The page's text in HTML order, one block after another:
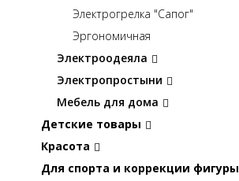
Электрогрелка "Сапог"
Эргономичная
Электроодеяла
Электропростыни
Мебель для дома
Детские товары
Красота
Для спорта и коррекции фигуры